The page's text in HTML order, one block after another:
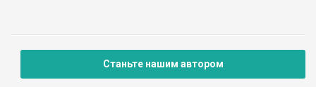
Станьте нашим автором